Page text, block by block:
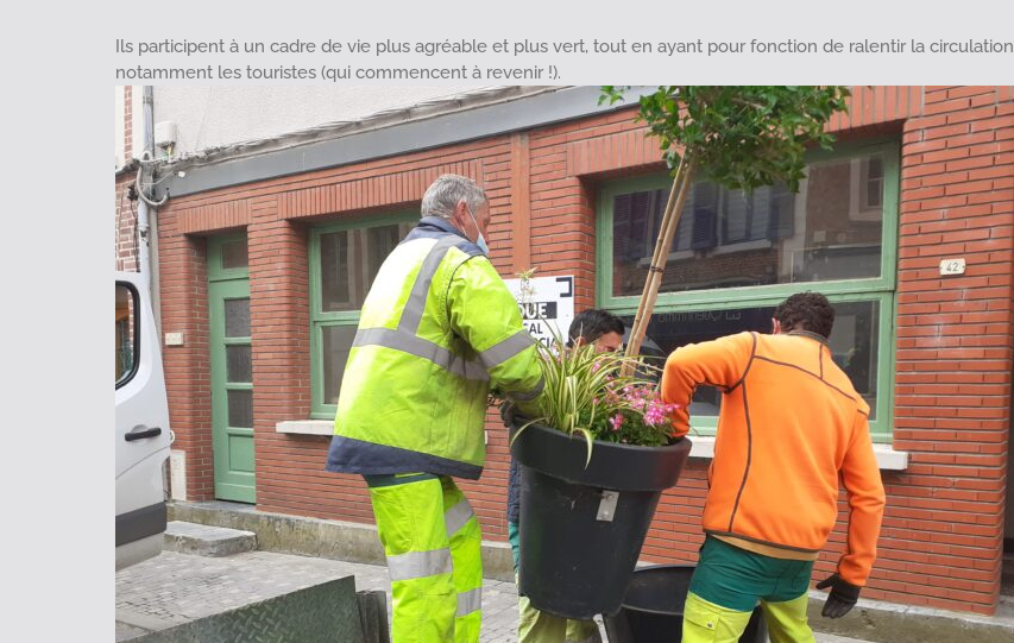
Ils participent à un cadre de vie plus agréable et plus vert, tout en ayant pour fonction de ralentir la
notamment les touristes (qui commencent à revenir !).